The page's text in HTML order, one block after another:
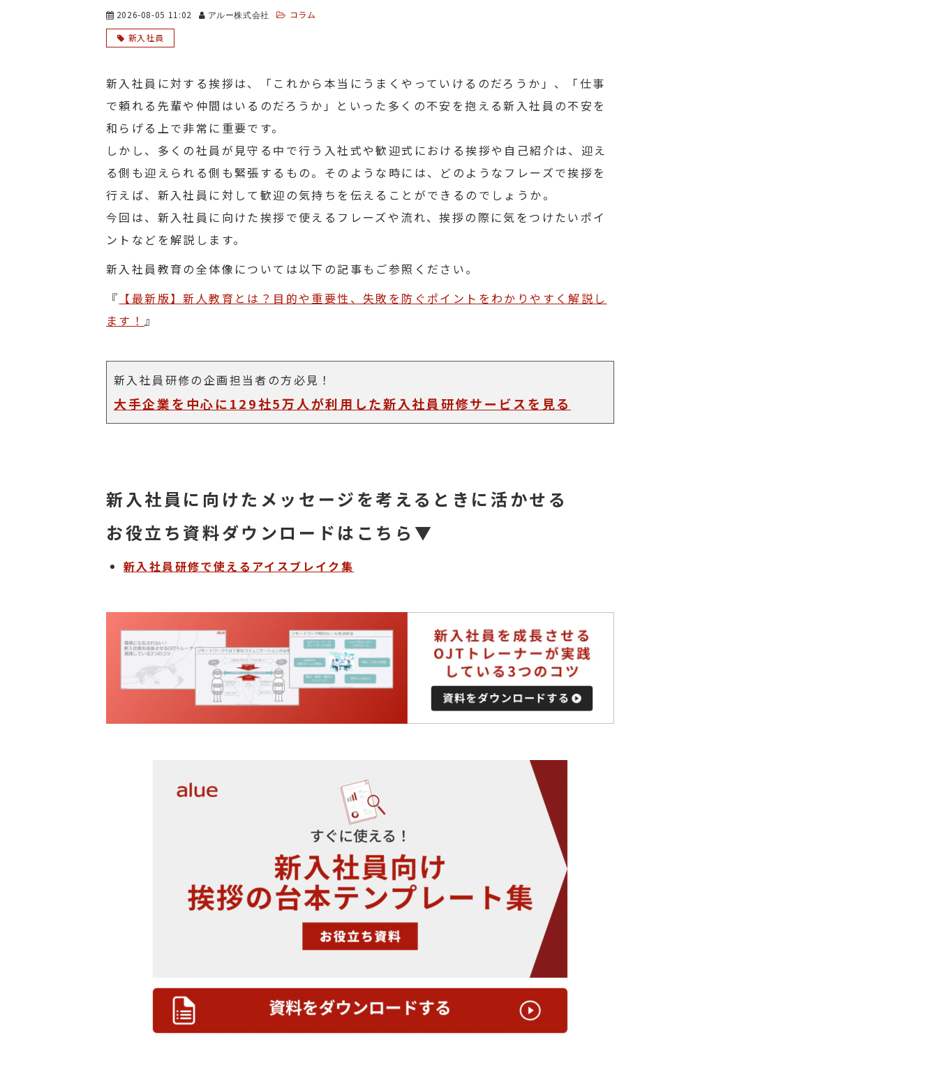
2026-08-05 11:02 アルー株式会社
コラム
新入社員
新入社員に対する挨拶は、「これから本当にうまくやっていけるのだろうか」、「仕事
で頼れる先輩や仲間はいるのだろうか」といった多くの不安を抱える新入社員の不安を
和らげる上で非常に重要です。
しかし、多くの社員が見守る中で行う入社式や歓迎式における挨拶や自己紹介は、迎え
る側も迎えられる側も緊張するもの。そのような時には、どのようなフレーズで挨拶を
行えば、新入社員に対して歓迎の気持ちを伝えることができるのでしょうか。
今回は、新入社員に向けた挨拶で使えるフレーズや流れ、挨拶の際に気をつけたいポイ
ントなどを解説します。
新入社員教育の全体像については以下の記事もご参照ください。
『 【最新版】新人教育とは？目的や重要性、失敗を防ぐポイントをわかりやすく解説し
ます！ 』
新入社員研修の企画担当者の方必見！
大手企業を中心に129社5万人が利用した新入社員研修サービスを見る
新入社員に向けたメッセージを考えるときに活かせる
お役立ち資料ダウンロードはこちら▼
新入社員研修で使えるアイスブレイク集